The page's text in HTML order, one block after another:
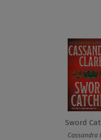
Sword
Cassandra